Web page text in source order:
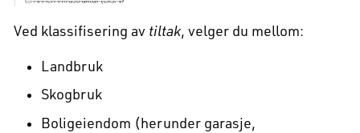
Ved klassifisering av tiltak, velger du mellom:
Landbruk
Skogbruk
Boligeiendom (herunder garasje,